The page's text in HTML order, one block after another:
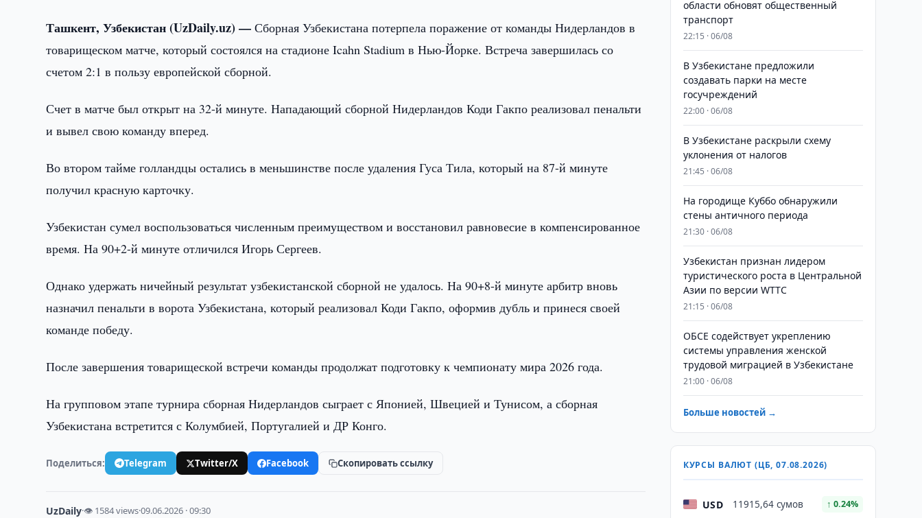
Ташкент, Узбекистан (UzDaily.uz) —Сборная Узбекистана потерпела поражение от команды Нидерландов в
товарищеском матче, который состоялся на стадионе Icahn Stadium в Нью-Йорке. Встреча завершилась со
счетом 2:1 в пользу европейской сборной.
Счет в матче был открыт на 32-й минуте. Нападающий сборной Нидерландов Коди Гакпо реализовал пенальти
и вывел свою команду вперед.
Во втором тайме голландцы остались в меньшинстве после удаления Гуса Тила, который на 87-й минуте
получил красную карточку.
Узбекистан сумел воспользоваться численным преимуществом и восстановил равновесие в компенсированное
время. На 90+2-й минуте отличился Игорь Сергеев.
Однако удержать ничейный результат узбекистанской сборной не удалось. На 90+8-й минуте арбитр вновь
назначил пенальти в ворота Узбекистана, который реализовал Коди Гакпо, оформив дубль и принеся своей
команде победу.
После завершения товарищеской встречи команды продолжат подготовку к чемпионату мира 2026 года.
На групповом этапе турнира сборная Нидерландов сыграет с Японией, Швецией и Тунисом, а сборная
Узбекистана встретится с Колумбией, Португалией и ДР Конго.
Поделиться: Telegram Twitter/X Facebook Скопировать ссылку
UzDaily·👁 1584 views·09.06.2026 · 09:30
области обновят общественный
транспорт
22:15 · 06/08
В Узбекистане предложили
создавать парки на месте
госучреждений
22:00 · 06/08
В Узбекистане раскрыли схему
уклонения от налогов
21:45 · 06/08
На городище Куббо обнаружили
стены античного периода
21:30 · 06/08
Узбекистан признан лидером
туристического роста в Центральной
Азии по версии WTTC
21:15 · 06/08
ОБСЕ содействует укреплению
системы управления женской
трудовой миграцией в Узбекистане
21:00 · 06/08
Больше новостей →
КУРСЫ ВАЛЮТ (ЦБ, 07.08.2026)
USD 11915,64 сумов ↑ 0.24%